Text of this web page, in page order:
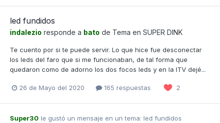
led fundidos
indalezio responde a bato de Tema en SUPER DINK
Te cuento por si te puede servir. Lo que hice fue desconectar
los leds del faro que si me funcionaban, de tal forma que
quedaron como de adorno los dos focos leds y en la ITV dejé...
26 de Mayo del 2020 165 respuestas 2
Super30 le gustó un mensaje en un tema: led fundidos